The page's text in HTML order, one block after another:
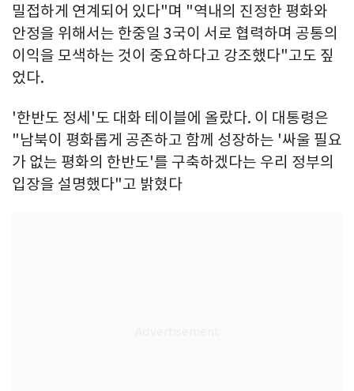
밀접하게 연계되어 있다"며 "역내의 진정한 평화와
안정을 위해서는 한중일 3국이 서로 협력하며 공통의
이익을 모색하는 것이 중요하다고 강조했다"고도 짚
었다.
'한반도 정세'도 대화 테이블에 올랐다. 이 대통령은
"남북이 평화롭게 공존하고 함께 성장하는 '싸울 필요
가 없는 평화의 한반도'를 구축하겠다는 우리 정부의
입장을 설명했다"고 밝혔다